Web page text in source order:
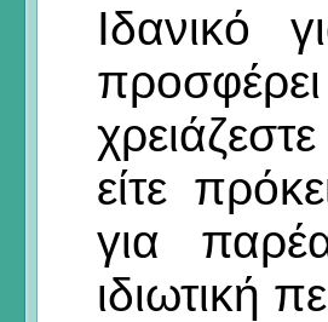
Ιδανικό
είτε
για
ιδιωτική